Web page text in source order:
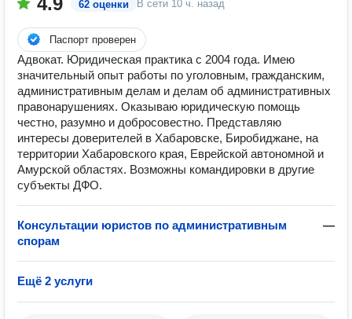
62 оценки В сети 10 ч. назад
Паспорт проверен
Адвокат. Юридическая практика с 2004 года. Имею
значительный опыт работы по уголовным, гражданским,
административным делам и делам об административных
правонарушениях. Оказываю юридическую помощь
честно, разумно и добросовестно. Представляю
интересы доверителей в Хабаровске, Биробиджане, на
территории Хабаровского края, Еврейской автономной и
Амурской областях. Возможны командировки в другие
субъекты ДФО.
Консультации юристов по административным
спорам
—
Ещё 2 услуги